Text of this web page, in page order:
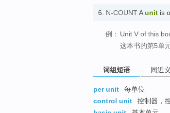
6. N-COUNTAunit is
例： Unit V of this
这本书的第5单
词组短语 同近
per unit
每单位
control unit
控制器，